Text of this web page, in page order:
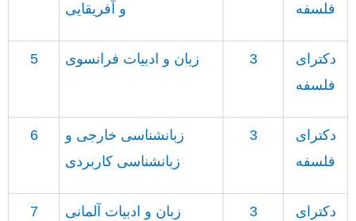
و آفریقایی
فلسفه
5 زبان و ادبیات فرانسوی 3
دکترای
فلسفه
6
زبانشناسی خارجی و
زبانشناسی کاربردی
3
دکترای
فلسفه
7 زبان و ادبیات آلمانی 3
دکترای